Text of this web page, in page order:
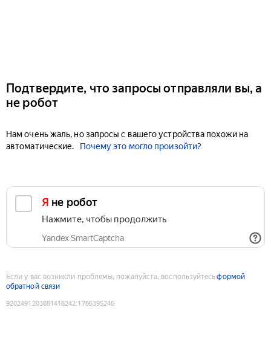
Подтвердите, что запросы отправляли вы, а
не робот
Нам очень жаль, но запросы с вашего устройства похожи на
автоматические.
Почему это могло произойти?
Я не робот
Нажмите, чтобы продолжить
Yandex SmartCaptcha
Если у вас возникли проблемы, пожалуйста, воспользуйтесьформой
обратной связи
9202491203881418242:1786395246